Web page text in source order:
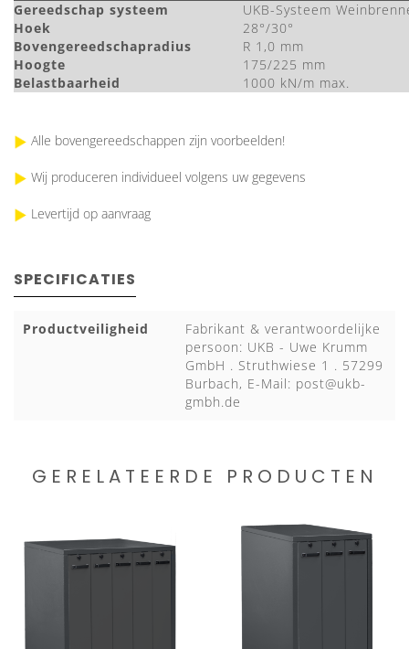
Gereedschap systeem
UKB-Systeem
Hoek
28°/30°
Bovengereedschapradius
R 1,0 mm
Hoogte
175/225 mm
Belastbaarheid
1000 kN/m max.
Alle bovengereedschappen zijn voorbeelden!
Wij produceren individueel volgens uw gegevens
Levertijd op aanvraag
SPECIFICATIES
Productveiligheid
Fabrikant & verantwoordelijke
persoon: UKB - Uwe Krumm
GmbH . Struthwiese 1 . 57299
Burbach, E-Mail: post@ukb-
gmbh.de
GERELATEERDE PRODUCTEN